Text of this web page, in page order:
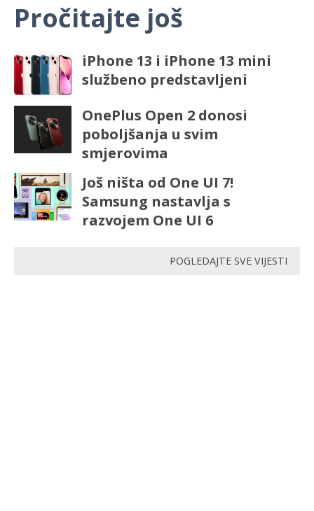
Pročitajte još
iPhone 13 i iPhone 13 mini
službeno predstavljeni
OnePlus Open 2 donosi
poboljšanja u svim
smjerovima
Još ništa od One UI 7!
Samsung nastavlja s
razvojem One UI 6
POGLEDAJTE SVE VIJESTI